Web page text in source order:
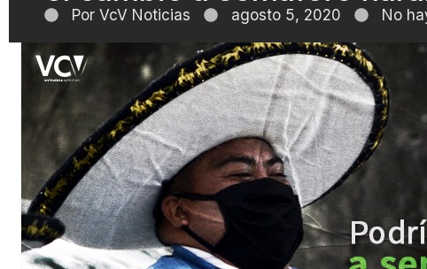
Por VcV Noticias agosto 5, 2020 No